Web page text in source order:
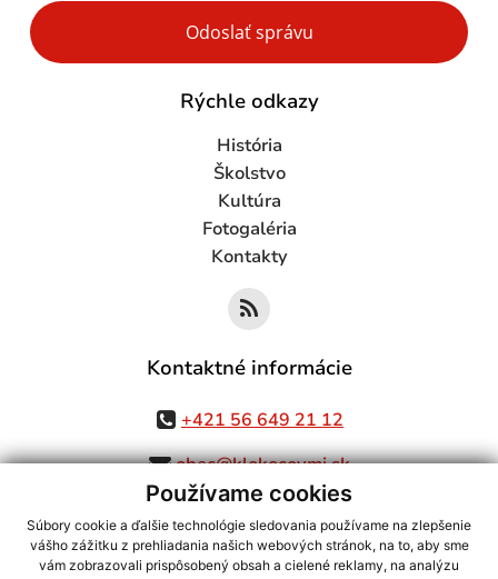
Používame cookies
Súbory cookie a ďalšie technológie sledovania používame na zlepšenie
vášho zážitku z prehliadania našich webových stránok, na to, aby sme
vám zobrazovali prispôsobený obsah a cielené reklamy, na analýzu
Google reCaptcha Response
Odoslať správu
Rýchle odkazy
História
Školstvo
Kultúra
Fotogaléria
Kontakty
Kontaktné informácie
+421 56 649 21 12
obec@klokocovmi.sk
využite možnosť získavania aktuálnych informácií s využitím RSS